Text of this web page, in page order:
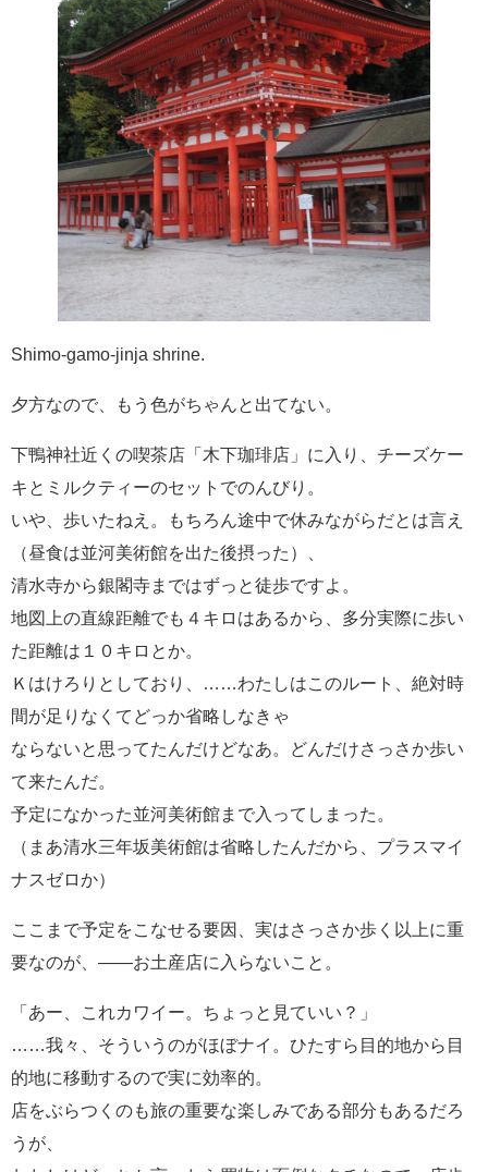
Shimo-gamo-jinja shrine.
夕方なので、もう色がちゃんと出てない。
下鴨神社近くの喫茶店「木下珈琲店」に入り、チーズケー
キとミルクティーのセットでのんびり。
いや、歩いたねえ。もちろん途中で休みながらだとは言え
（昼食は並河美術館を出た後摂った）、
清水寺から銀閣寺まではずっと徒歩ですよ。
地図上の直線距離でも４キロはあるから、多分実際に歩い
た距離は１０キロとか。
Ｋはけろりとしており、……わたしはこのルート、絶対時
間が足りなくてどっか省略しなきゃ
ならないと思ってたんだけどなあ。どんだけさっさか歩い
て来たんだ。
予定になかった並河美術館まで入ってしまった。
（まあ清水三年坂美術館は省略したんだから、プラスマイ
ナスゼロか）
ここまで予定をこなせる要因、実はさっさか歩く以上に重
要なのが、――お土産店に入らないこと。
「あー、これカワイー。ちょっと見ていい？」
……我々、そういうのがほぼナイ。ひたすら目的地から目
的地に移動するので実に効率的。
店をぶらつくのも旅の重要な楽しみである部分もあるだろ
うが、